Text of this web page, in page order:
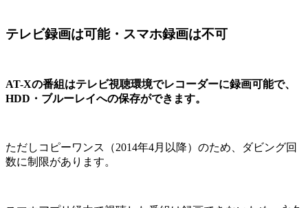
テレビ録画は可能・スマホ録画は不可
AT-Xの番組はテレビ視聴環境でレコーダーに録画可能で、
HDD・ブルーレイへの保存ができます。
ただしコピーワンス（2014年4月以降）のため、ダビング回
数に制限があります。